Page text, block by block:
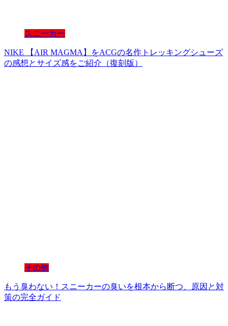
スニーカー
NIKE 【AIR MAGMA】をACGの名作トレッキングシューズ
の感想とサイズ感をご紹介（復刻版）
その他
もう臭わない！スニーカーの臭いを根本から断つ、原因と対
策の完全ガイド